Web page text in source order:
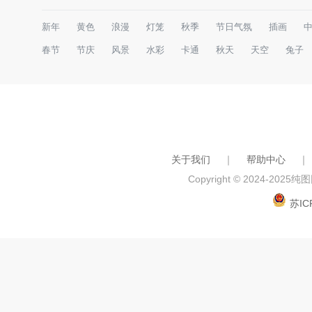
新年 黄色 浪漫 灯笼 秋季 节日气氛 插画
春节 节庆 风景 水彩 卡通 秋天 天空 兔子
关于我们 ｜ 帮助中心
｜
Copyright © 2024-2025纯
苏